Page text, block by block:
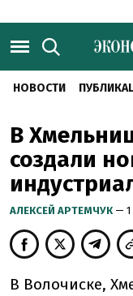
НОВОСТИ
В
создали
АЛЕКСЕЙ АРТЕМЧУК — 1
В Волочиске,